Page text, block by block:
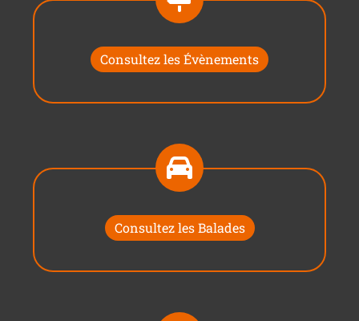
Consultez les Évènements
Consultez les Balades